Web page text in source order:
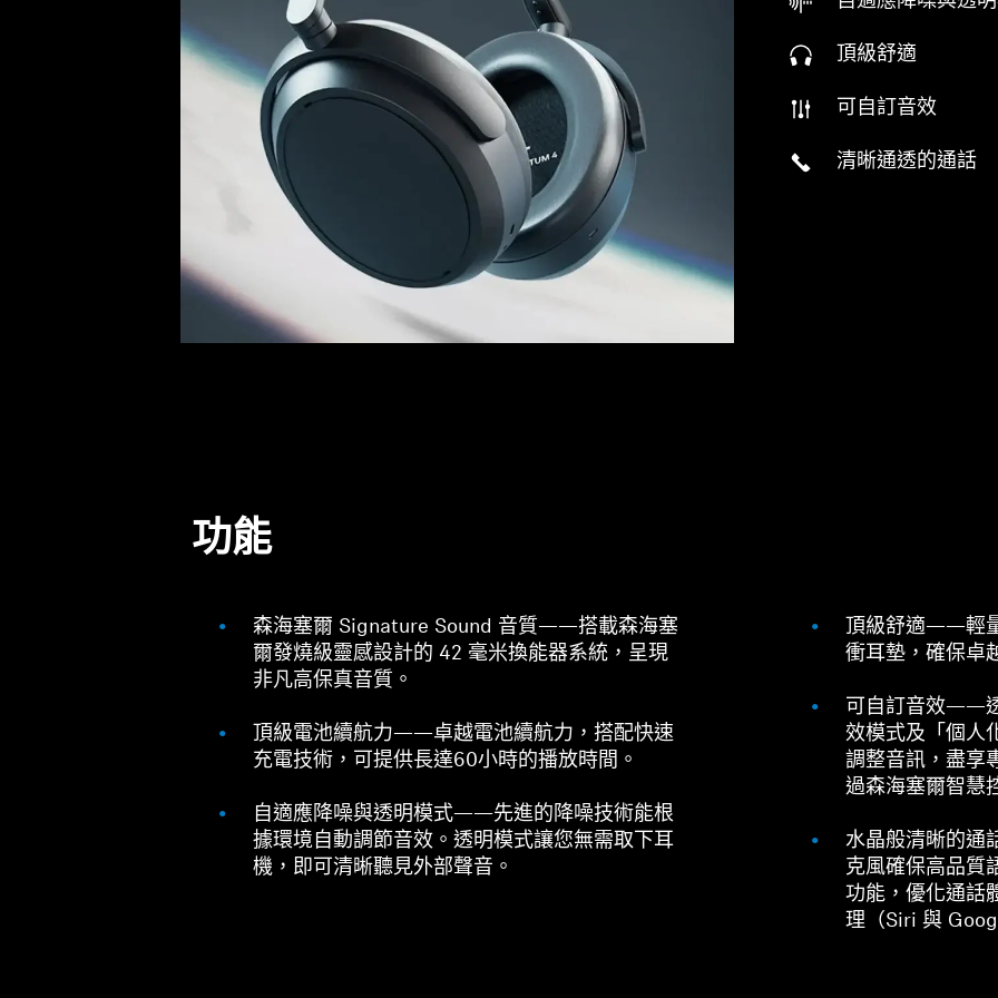
頂級舒適
可自訂音效
清晰通透的通話
功能
森海塞爾 Signature Sound 音質——搭載森海塞
爾發燒級靈感設計的 42 毫米換能器系統，呈現
非凡高保真音質。
頂級電池續航力——卓越電池續航力，搭配快速
充電技術，可提供長達60小時的播放時間。
自適應降噪與透明模式——先進的降噪技術能根
據環境自動調節音效。透明模式讓您無需取下耳
機，即可清晰聽見外部聲音。
頂級舒適——輕
衝耳墊，確保卓
可自訂音效——
效模式及「個人
調整音訊，盡享
過森海塞爾智慧
水晶般清晰的
克風確保高品質
功能，優化通話
理（Siri 與